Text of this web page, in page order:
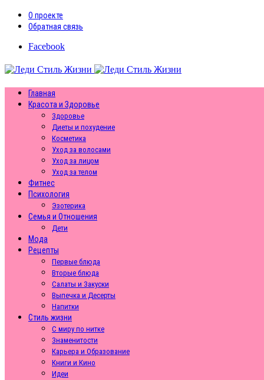
О проекте
Обратная связь
Facebook
Главная
Красота и Здоровье
Здоровье
Диеты и похудение
Косметика
Уход за волосами
Уход за лицом
Уход за телом
Фитнес
Психология
Эзотерика
Семья и Отношения
Дети
Мода
Рецепты
Первые блюда
Вторые блюда
Салаты и Закуски
Выпечка и Десерты
Напитки
Стиль жизни
С миру по нитке
Знаменитости
Карьера и Образование
Книги и Кино
Идеи